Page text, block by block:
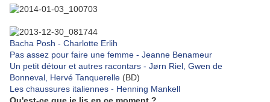
Bacha Posh - Charlotte Erlih
Pas assez pour faire une femme - Jeanne Benameur
Un petit détour et autres racontars - Jørn Riel, Gwen de
Bonneval, Hervé Tanquerelle (BD)
Les chaussures italiennes - Henning Mankell